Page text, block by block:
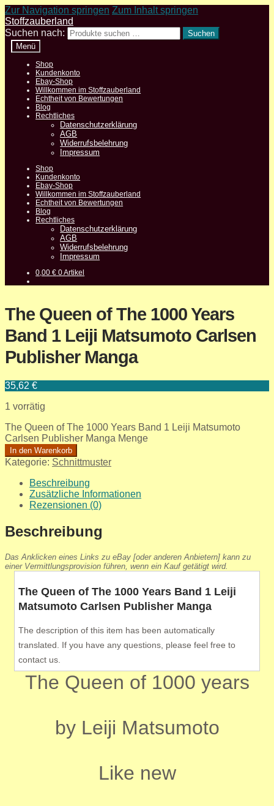
Zur Navigation springen Zum Inhalt springen
Stoffzauberland
Suchen nach:
Suchen
Menü
Shop
Kundenkonto
Ebay-Shop
Willkommen im Stoffzauberland
Echtheit von Bewertungen
Blog
Rechtliches
Datenschutzerklärung
AGB
Widerrufsbelehrung
Impressum
Shop
Kundenkonto
Ebay-Shop
Willkommen im Stoffzauberland
Echtheit von Bewertungen
Blog
Rechtliches
Datenschutzerklärung
AGB
Widerrufsbelehrung
Impressum
0,00€ 0 Artikel
The Queen of The 1000 Years
Band 1 Leiji Matsumoto Carlsen
Publisher Manga
35,62 €
1 vorrätig
The Queen of The 1000 Years Band 1 Leiji Matsumoto
Carlsen Publisher Manga Menge
In den Warenkorb
Kategorie: Schnittmuster
Beschreibung
Zusätzliche Informationen
Rezensionen (0)
Beschreibung
Das Anklicken eines Links zu eBay [oder anderen Anbietern] kann zu
einer Vermittlungsprovision führen, wenn ein Kauf getätigt wird.
The Queen of The 1000 Years Band 1 Leiji
Matsumoto Carlsen Publisher Manga
The description of this item has been automatically
translated. If you have any questions, please feel free to
contact us.
The Queen of 1000 years
by Leiji Matsumoto
Like new